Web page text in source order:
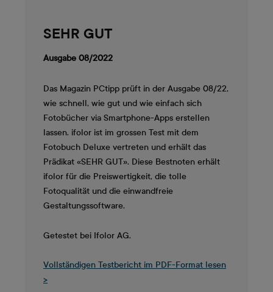
SEHR GUT
Ausgabe 08/2022
Das Magazin PCtipp prüft in der Ausgabe 08/22,
wie schnell, wie gut und wie einfach sich
Fotobücher via Smartphone-Apps erstellen
lassen. ifolor ist im grossen Test mit dem
Fotobuch Deluxe vertreten und erhält das
Prädikat «SEHR GUT». Diese Bestnoten erhält
ifolor für die Preiswertigkeit, die tolle
Fotoqualität und die einwandfreie
Gestaltungssoftware.
Getestet bei Ifolor AG.
Vollständigen Testbericht im PDF-Format lesen
>